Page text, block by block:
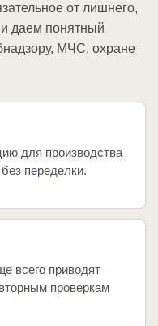
от лишнего,
даем понятный
МЧС, охране
для производства
переделки.
всего приводят
проверкам